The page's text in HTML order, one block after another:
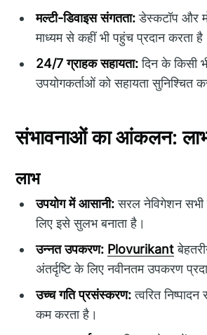
मल्टी-डिवाइस संगतता:डेस्कटॉप और
माध्यम से कहीं भी पहुंच प्रदान करता
24/7 ग्राहक सहायता:दिन के किसी
उपयोगकर्ताओं को सहायता सुनिश्चित
संभावनाओं का आंकलन: लाभ
लाभ
उपयोग में आसानी:सरल नेविगेशन सभी
लिए इसे सुलभ बनाता है।
उन्नत उपकरण: Plovurikant
अंतर्दृष्टि के लिए नवीनतम उपकरण
उच्च गति प्रसंस्करण:त्वरित
कम करता है।